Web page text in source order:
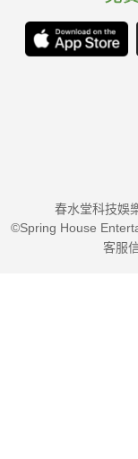
春水堂科技娛
©Spring House
客服